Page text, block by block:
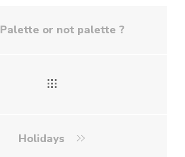
Palette or not palette ?
Holidays